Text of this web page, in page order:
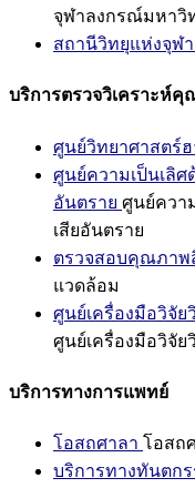
จุฬาลงกรณ์มหาวิ
สถานีวิทยุแห่งจุฬ
บริการตรวจวิเคราะห์คุ
ศูนย์วิทยาศาสตร์
ศูนย์ความเป็นเลิศ
อันตราย ศูนย์ควา
เสียอันตราย
ตรวจสอบคุณภาพ
แวดล้อม
ศูนย์เครื่องมือวิจัย
ศูนย์เครื่องมือวิจัย
บริการทางการแพทย์
โอสถศาลา โอสถ
บริการทางทันตกร